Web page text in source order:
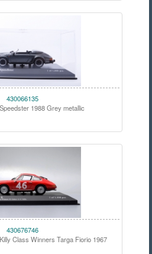
430066135
1988 Grey metallic
430676746
Class Winners Targa Fiorio 1967